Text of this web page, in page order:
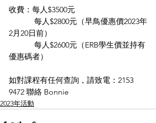
收費：每人$3500元
2月20日前）
優惠碼者）
如對課程有任何查詢，請致電：2153
9472 聯絡 Bonnie
2023年活動